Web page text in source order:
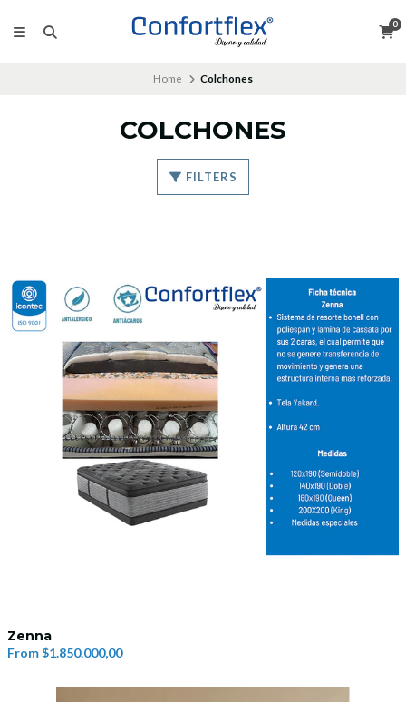
0
Home Colchones
COLCHONES
FILTERS
Zenna
From$1.850.000,00